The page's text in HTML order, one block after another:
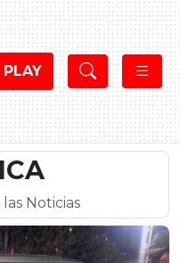
PLAY
las Noticias